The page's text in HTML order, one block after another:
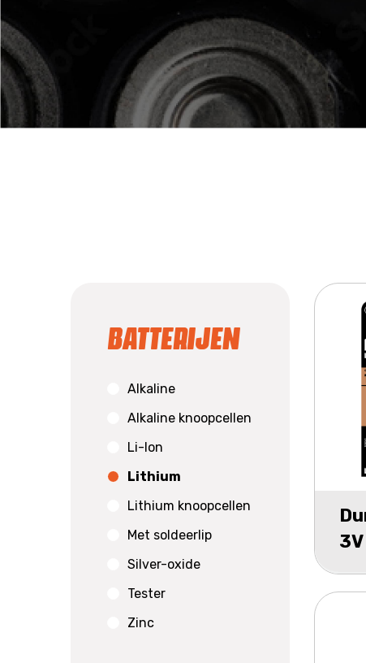
Batterijen
Alkaline
Alkaline knoopcellen
Li-Ion
Lithium
Lithium knoopcellen
Met soldeerlip
Silver-oxide
Tester
Zinc